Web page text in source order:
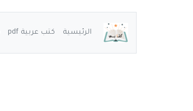
الرئيسية كتب عربية pdf